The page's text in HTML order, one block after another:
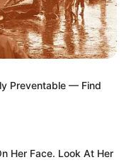
Preventable — Find
Her Face. Look At Her